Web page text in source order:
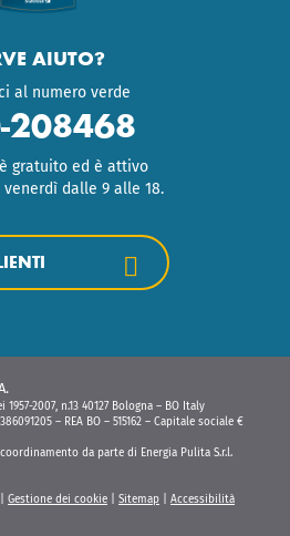
AIUTO?
al numero verde
208468
gratuito ed è attivo
dalle 9 alle 18.
2007, n.13 40127 Bologna – BO Italy
– REA BO – 515162 – Capitale sociale €
da parte di Energia Pulita S.r.l.
Gestione dei cookie Sitemap Accessibilità